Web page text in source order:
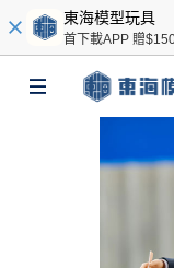
東海模型玩具
首下載APP 贈